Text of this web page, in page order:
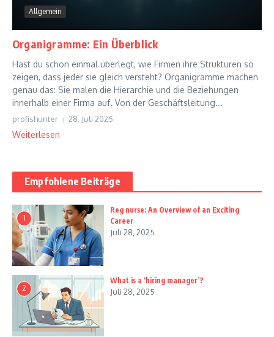
Allgemein
Organigramme: Ein Überblick
Hast du schon einmal überlegt, wie Firmen ihre Strukturen so
zeigen, dass jeder sie gleich versteht? Organigramme machen
genau das: Sie malen die Hierarchie und die Beziehungen
innerhalb einer Firma auf. Von der Geschäftsleitung...
profishunter 28. Juli 2025
Weiterlesen
Empfohlene Beiträge
1
Reg nurse: An Overview of an Exciting
Career
Juli 28, 2025
2
What is a ‘hiring manager’?
Juli 28, 2025